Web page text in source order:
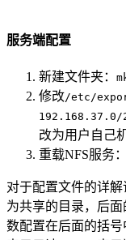
服务端配置
新建文件夹：
修改/etc/
192.168.37.0/
改为用户自己
重载NFS服务：
对于配置文件的详解
为共享的目录，后
数配置在后面的括号